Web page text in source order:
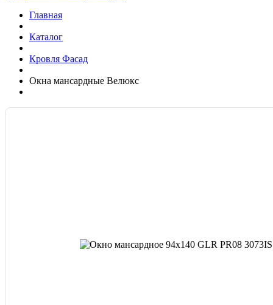
Главная
Каталог
Кровля Фасад
Окна мансардные Велюкс